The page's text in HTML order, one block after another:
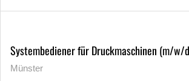
Systembediener für Druckmaschinen (m/w/
Münster